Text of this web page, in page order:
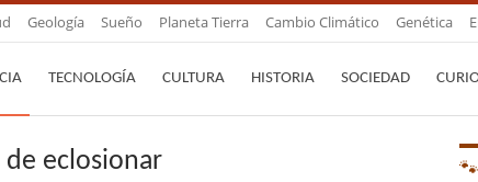
Geología Sueño Planeta Tierra Cambio Climático Genética
TECNOLOGÍA CULTURA HISTORIA SOCIEDAD
de eclosionar